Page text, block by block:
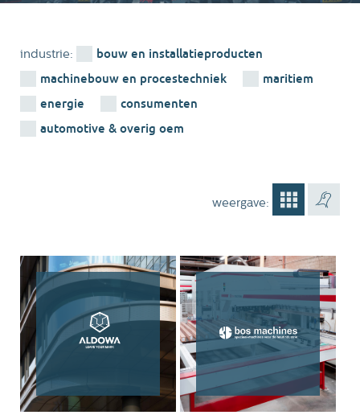
industrie:
bouw en installatieproducten
machinebouw en procestechniek
maritiem
energie
consumenten
automotive & overig oem
weergave: